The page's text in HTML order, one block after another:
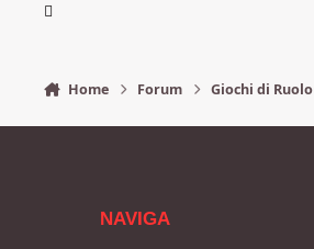
Home Forum Giochi di Ruolo
NAVIGA